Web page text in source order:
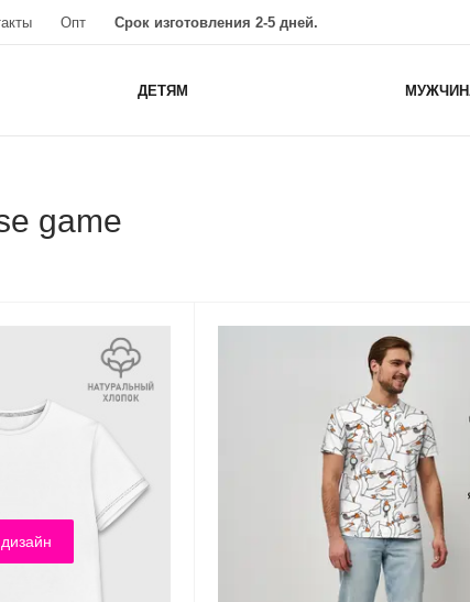
Опт Срок изготовления 2-5 дней.
ДЕТЯМ
game